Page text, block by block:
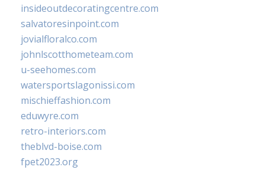
insideoutdecoratingcentre.com
salvatoresinpoint.com
jovialfloralco.com
johnlscotthometeam.com
u-seehomes.com
watersportslagonissi.com
mischieffashion.com
eduwyre.com
retro-interiors.com
theblvd-boise.com
fpet2023.org